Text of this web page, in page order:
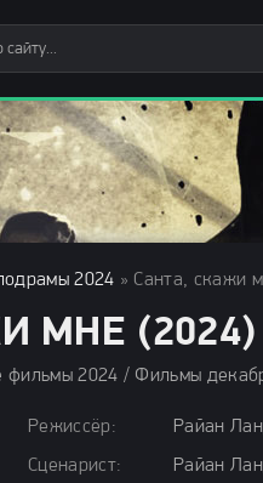
2024 » Санта, скажи
МНЕ (2024)
Режиссёр:
Райан
Сценарист:
Райан